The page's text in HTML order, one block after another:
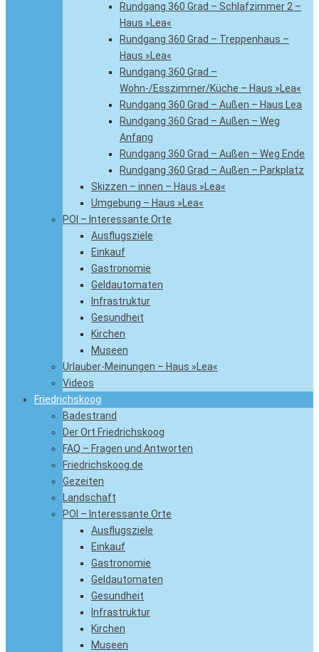
Rundgang 360 Grad – Schlafzimmer 2 –
Haus »Lea«
Rundgang 360 Grad – Treppenhaus –
Haus »Lea«
Rundgang 360 Grad –
Wohn-/Esszimmer/Küche – Haus »Lea«
Rundgang 360 Grad – Außen – Haus Lea
Rundgang 360 Grad – Außen – Weg
Anfang
Rundgang 360 Grad – Außen – Weg Ende
Rundgang 360 Grad – Außen – Parkplatz
Skizzen – innen – Haus »Lea«
Umgebung – Haus »Lea«
POI – Interessante Orte
Ausflugsziele
Einkauf
Gastronomie
Geldautomaten
Infrastruktur
Gesundheit
Kirchen
Museen
Urlauber-Meinungen – Haus »Lea«
Videos
Friedrichskoog
Badestrand
Der Ort Friedrichskoog
FAQ – Fragen und Antworten
Friedrichskoog.de
Gezeiten
Landschaft
POI – Interessante Orte
Ausflugsziele
Einkauf
Gastronomie
Geldautomaten
Gesundheit
Infrastruktur
Kirchen
Museen